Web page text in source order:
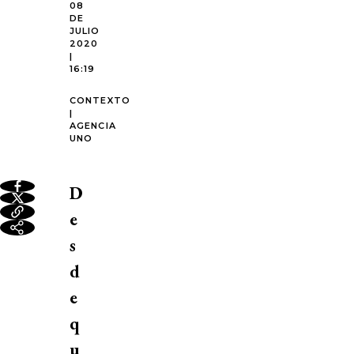
08
DE
JULIO
2020
|
16:19
CONTEXTO
|
AGENCIA
UNO
D
e
s
d
e
q